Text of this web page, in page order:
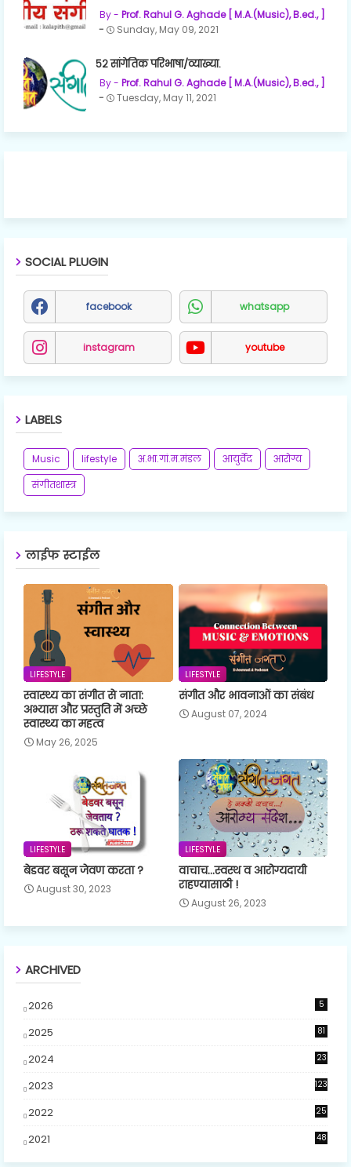
Prof. Rahul G. Aghade [ M.A.(Music), B.ed., ]
Sunday, May 09, 2021
५२ सांगेतिक परिभाषा/व्याख्या.
Prof. Rahul G. Aghade [ M.A.(Music), B.ed., ]
Tuesday, May 11, 2021
SOCIAL PLUGIN
facebook whatsapp
instagram youtube
LABELS
Music lifestyle अ.भा.गां.म.मंडल आयुर्वेद
आरोग्य
संगीतशास्त्र
लाईफ स्टाईल
LIFESTYLE
स्वास्थ्य का संगीत से नाता:
अभ्यास और प्रस्तुति में अच्छे
स्वास्थ्य का महत्व
May 26, 2025
LIFESTYLE
संगीत और भावनाओं का संबंध
August 07, 2024
LIFESTYLE
बेडवर बसून जेवण करता ?
August 30, 2023
LIFESTYLE
वाचाच...स्वस्थ व आरोग्यदायी
राहण्यासाठी !
August 26, 2023
ARCHIVED
2026 5
2025 81
2024
23
2023 123
2022 25
2021 48